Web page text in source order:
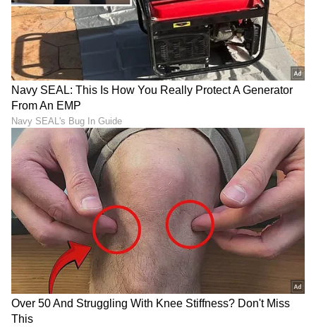
ದಾಖಲಿಸಿದ ಬೆನ್ನಲ್ಲೇ ಮತ್ತೆ ಈ ಪ್ರಕರಣ ಭುಗಿಲೆದ್ದಿದೆ.ಪ್ರಕಾಶ್
ರಾಜ್ ಸಿನಿಮಾ ಬಾಯ್ಕಾಟ್ ಮಾಡಲು ಅಭಿಯಾನಗಳು
ಆರಂಭಗೊಂಡಿದೆ. ಕೋಟ್ಯಾಂತರ ಭಕ್ತರ ನಂಬಿಕೆ, ಭಾವನೆಗಳಿಗೆ
ಬೆಲೆ ಕೊಡದ ನಟನ ಸಿನಿಮಾ ಬಹಿಷ್ಕರಿಸಲು ಕೂಗು
ಜೋರಾಗುತ್ತಿದೆ.
LATEST VIDEOS